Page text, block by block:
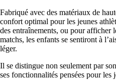
Fabriqué avec des matériaux de
confort optimal pour les jeunes
des entraînements, ou pour afficher
matchs, les enfants se sentiront à
léger.
Il se distingue non seulement par
ses fonctionnalités pensées pour les